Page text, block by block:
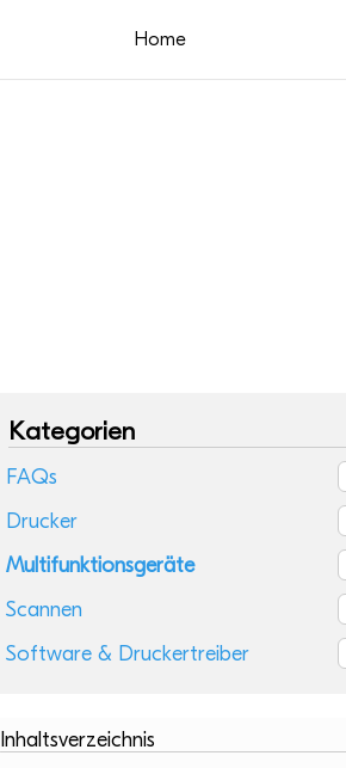
Home
Kategorien
FAQs
Drucker
Multifunktionsgeräte
Scannen
Software & Druckertreiber
Inhaltsverzeichnis